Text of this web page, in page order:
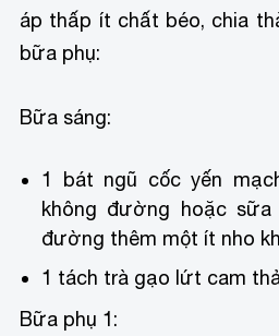
áp thấp ít chất béo, chia
bữa phụ:
Bữa sáng:
1 bát ngũ cốc yến
không đường hoặc sữa
đường thêm một ít nho
1 tách trà gạo lứt cam
Bữa phụ 1: